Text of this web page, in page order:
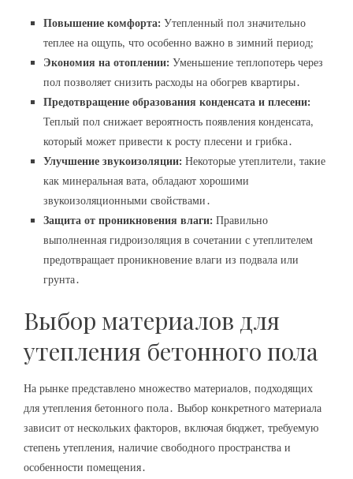
Повышение комфорта: Утепленный пол значительно
теплее на ощупь‚ что особенно важно в зимний период;
Экономия на отоплении: Уменьшение теплопотерь через
пол позволяет снизить расходы на обогрев квартиры․
Предотвращение образования конденсата и плесени:
Теплый пол снижает вероятность появления конденсата‚
который может привести к росту плесени и грибка․
Улучшение звукоизоляции: Некоторые утеплители‚ такие
как минеральная вата‚ обладают хорошими
звукоизоляционными свойствами․
Защита от проникновения влаги: Правильно
выполненная гидроизоляция в сочетании с утеплителем
предотвращает проникновение влаги из подвала или
грунта․
Выбор материалов для
утепления бетонного пола
На рынке представлено множество материалов‚ подходящих
для утепления бетонного пола․ Выбор конкретного материала
зависит от нескольких факторов‚ включая бюджет‚ требуемую
степень утепления‚ наличие свободного пространства и
особенности помещения․